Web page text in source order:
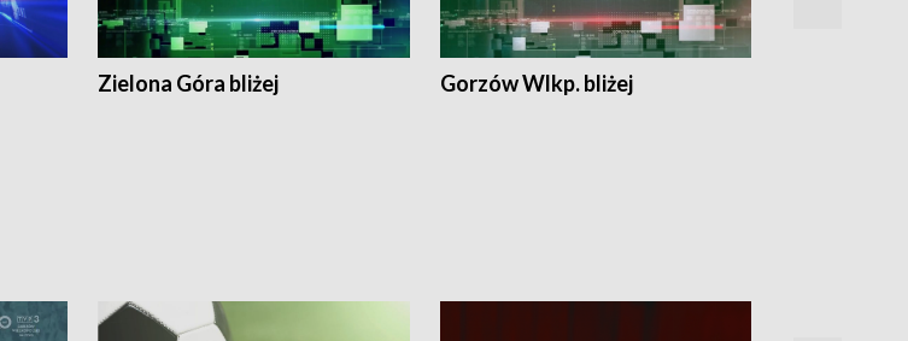
Zielona Góra bliżej Gorzów Wlkp. bliżej